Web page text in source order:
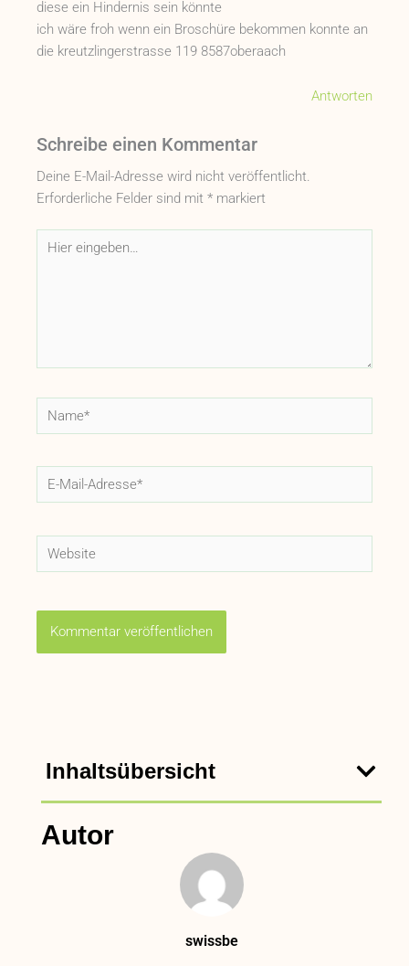
diese ein Hindernis sein könnte
ich wäre froh wenn ein Broschüre bekommen konnte an
die kreutzlingerstrasse 119 8587oberaach
Antworten
Schreibe einen Kommentar
Deine E-Mail-Adresse wird nicht veröffentlicht.
Erforderliche Felder sind mit * markiert
Hier
Name*
Mail-
Website
Inhaltsübersicht
Autor
swissbe